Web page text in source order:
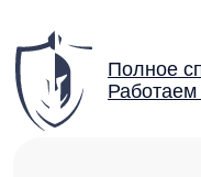
Полное списание
Работаем по